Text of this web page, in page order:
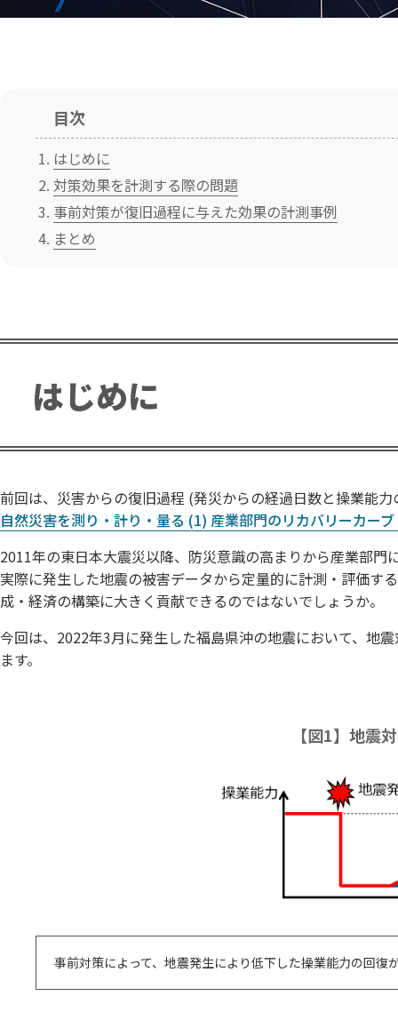
目次
はじめに
対策効果を計測する際の問題
事前対策が復旧過程に与えた効果の計測事例
まとめ
はじめに
前回は、災害からの復旧過程 (発災からの経過日数と操業能
自然災害を測り・計り・量る (1) 産業部門のリカバリーカー
2011年の東日本大震災以降、防災意識の高まりから産業部
実際に発生した地震の被害データから定量的に計測・評価す
成・経済の構築に大きく貢献できるのではないでしょうか。
今回は、2022年3月に発生した福島県沖の地震において、地
ます。
【図1】地震
事前対策によって、地震発生により低下した操業能力の回